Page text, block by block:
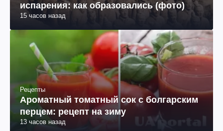
испарения: как образовались (фото)
15 часов назад
Рецепты
Ароматный томатный сок с болгарским
перцем: рецепт на зиму
13 часов назад